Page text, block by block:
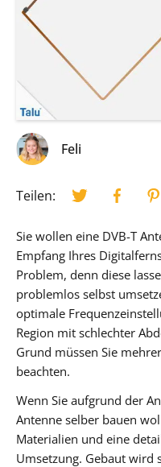
Feli
Teilen:
Sie wollen eine DVB-T
Empfang Ihres
Problem, denn diese
problemlos selbst
optimale
Region mit schlechter
Grund müssen Sie
beachten.
Wenn Sie aufgrund der
Antenne selber bauen
Materialien und eine
Umsetzung. Gebaut wird